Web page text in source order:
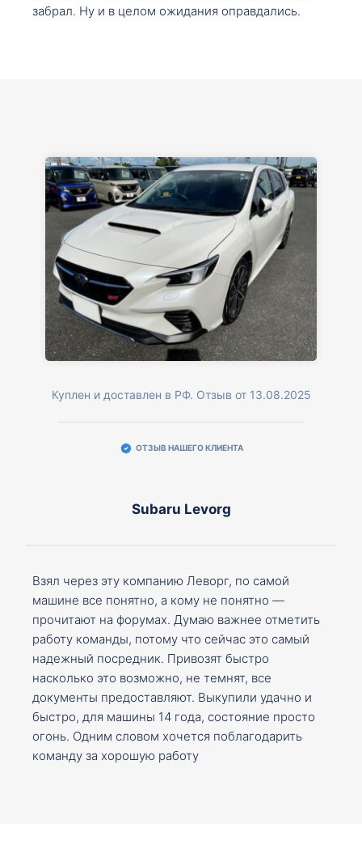
забрал. Ну и в целом ожидания оправдались.
Куплен и доставлен в РФ. Отзыв от 13.08.2025
ОТЗЫВ НАШЕГО КЛИЕНТА
Subaru Levorg
Взял через эту компанию Леворг, по самой
машине все понятно, а кому не понятно —
прочитают на форумах. Думаю важнее отметить
работу команды, потому что сейчас это самый
надежный посредник. Привозят быстро
насколько это возможно, не темнят, все
документы предоставляют. Выкупили удачно и
быстро, для машины 14 года, состояние просто
огонь. Одним словом хочется поблагодарить
команду за хорошую работу